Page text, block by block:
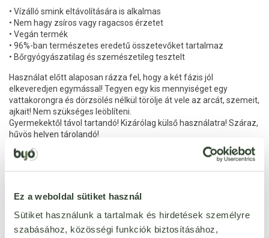
Ez a weboldal sütiket használ
Sütiket használunk a tartalmak és hirdetések személyre
szabásához, közösségi funkciók biztosításához,
• Vízálló smink eltávolítására is alkalmas
• Nem hagy zsíros vagy ragacsos érzetet
• Vegán termék
• 96%-ban természetes eredetű összetevőket tartalmaz
• Bőrgyógyászatilag és szemészetileg tesztelt
Használat előtt alaposan rázza fel, hogy a két fázis jól
elkeveredjen egymással! Tegyen egy kis mennyiséget egy
vattakorongra és dörzsölés nélkül törölje át vele az arcát, szemeit,
ajkait! Nem szükséges leöblíteni.
Gyermekektől távol tartandó! Kizárólag külső használatra! Száraz,
hűvös helyen tárolandó!
Aqua, Coco-Caprylate, Butylene Glycol, Glycerin, Pentylene Glycol,
Recutita Flower Extract, Sodium Gluconate, Sodium Levulinate,
Potassium Sorbate